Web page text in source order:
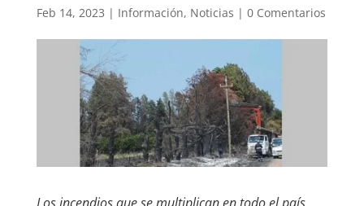
Feb 14, 2023 | Información, Noticias | 0 Comentarios